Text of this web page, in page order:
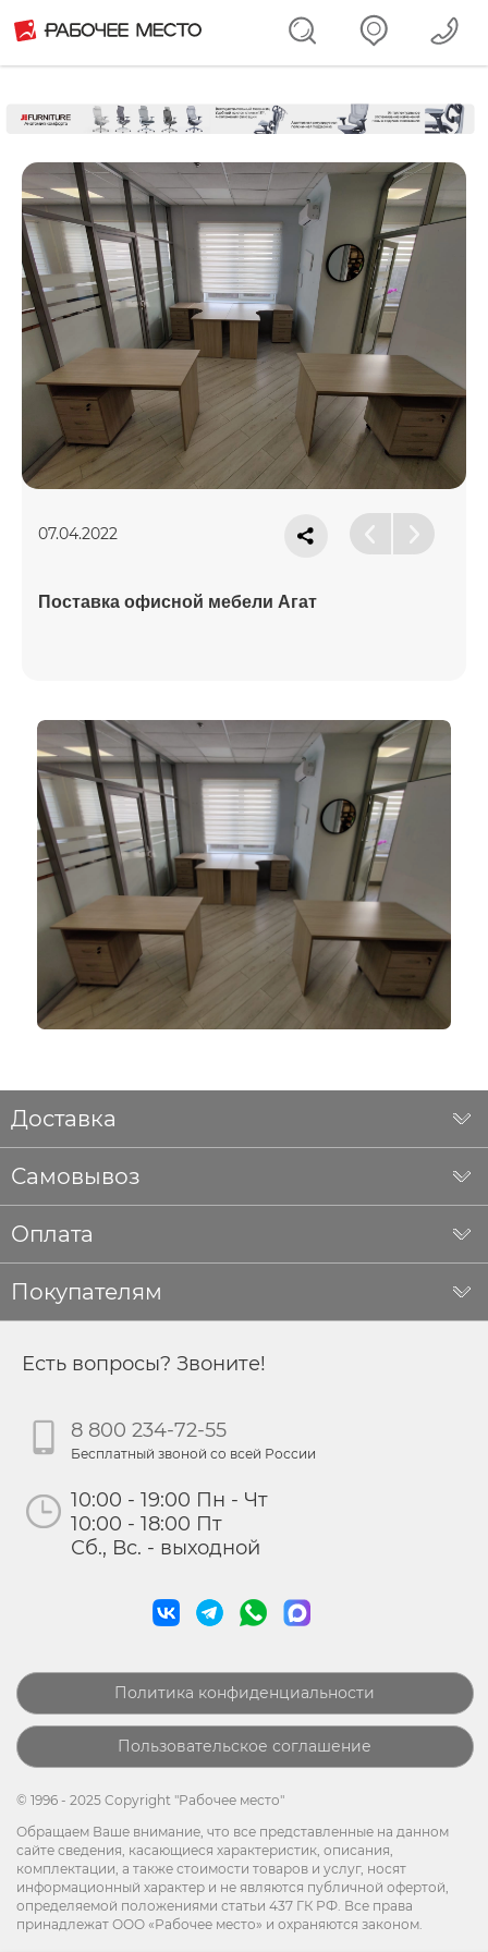
07.04.2022
Поставка офисной мебели Агат
Доставка
Самовывоз
Оплата
Покупателям
Есть вопросы? Звоните!
8 800 234-72-55
Бесплатный звоной со всей России
10:00 - 19:00 Пн - Чт
10:00 - 18:00 Пт
Сб., Вс. - выходной
Политика конфиденциальности
Пользовательское соглашение
© 1996 - 2025 Copyright "Рабочее место"
Обращаем Ваше внимание, что все представленные на данном
сайте сведения, касающиеся характеристик, описания,
комплектации, а также стоимости товаров и услуг, носят
информационный характер и не являются публичной офертой,
определяемой положениями статьи 437 ГК РФ. Все права
принадлежат ООО «Рабочее место» и охраняются законом.